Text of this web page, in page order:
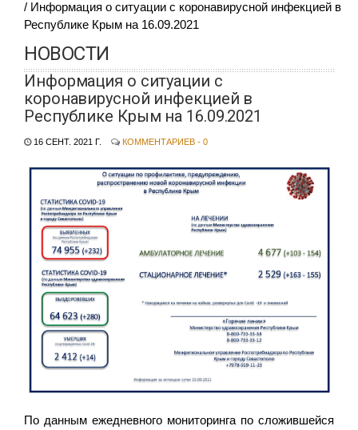
Информация о ситуации с коронавирусной инфекцией в
Республике Крым на 16.09.2021
НОВОСТИ
Информация о ситуации с
коронавирусной инфекцией в
Республике Крым на 16.09.2021
16 СЕНТ. 2021 Г. КОММЕНТАРИЕВ - 0
По данным ежедневного мониторинга по сложившейся